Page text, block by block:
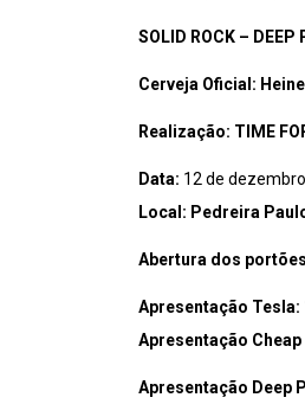
SOLID ROCK – DEEP
Cerveja Oficial:
Realização: TIME
Data: 12 de
Local: Pedreira
Abertura dos
Apresentação Tesla:
Apresentação
Apresentação Deep